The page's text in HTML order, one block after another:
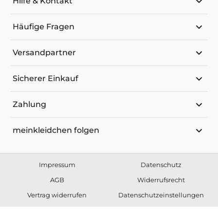
Häufige Fragen
Versandpartner
Sicherer Einkauf
Zahlung
meinkleidchen folgen
Impressum
Datenschutz
AGB
Widerrufsrecht
Vertrag widerrufen
Datenschutzeinstellungen